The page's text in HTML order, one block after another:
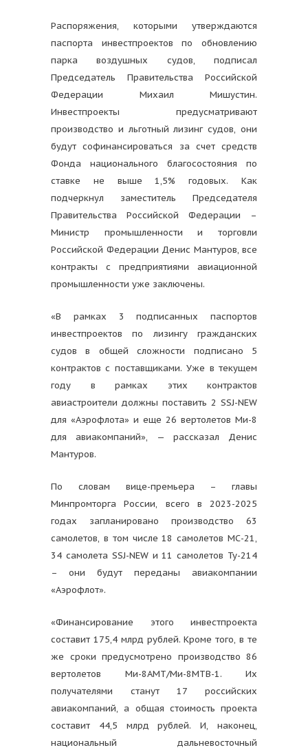
Распоряжения, которыми утверждаются
паспорта инвестпроектов по обновлению
парка воздушных судов, подписал
Председатель Правительства Российской
Федерации Михаил Мишустин.
Инвестпроекты предусматривают
производство и льготный лизинг судов, они
будут софинансироваться за счет средств
Фонда национального благосостояния по
ставке не выше 1,5% годовых. Как
подчеркнул заместитель Председателя
Правительства Российской Федерации –
Министр промышленности и торговли
Российской Федерации Денис Мантуров, все
контракты с предприятиями авиационной
промышленности уже заключены.
«В рамках 3 подписанных паспортов
инвестпроектов по лизингу гражданских
судов в общей сложности подписано 5
контрактов с поставщиками. Уже в текущем
году в рамках этих контрактов
авиастроители должны поставить 2 SSJ-NEW
для «Аэрофлота» и еще 26 вертолетов Ми-8
для авиакомпаний», — рассказал Денис
Мантуров.
По словам вице-премьера – главы
Минпромторга России, всего в 2023-2025
годах запланировано производство 63
самолетов, в том числе 18 самолетов МС-21,
34 самолета SSJ-NEW и 11 самолетов Ту-214
– они будут переданы авиакомпании
«Аэрофлот».
«Финансирование этого инвестпроекта
составит 175,4 млрд рублей. Кроме того, в те
же сроки предусмотрено производство 86
вертолетов Ми-8АМТ/Ми-8МТВ-1. Их
получателями станут 17 российских
авиакомпаний, а общая стоимость проекта
составит 44,5 млрд рублей. И, наконец,
национальный дальневосточный